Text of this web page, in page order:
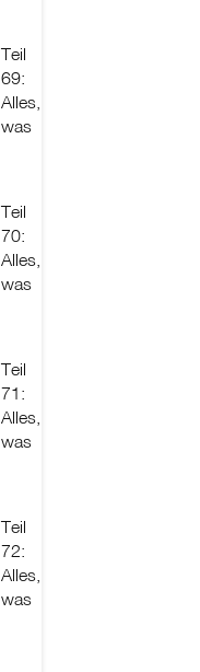
Teil
69:
Alles,
was
Teil
70:
Alles,
was
Teil
71:
Alles,
was
Teil
72:
Alles,
was